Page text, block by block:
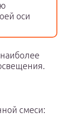
оси
смеси: